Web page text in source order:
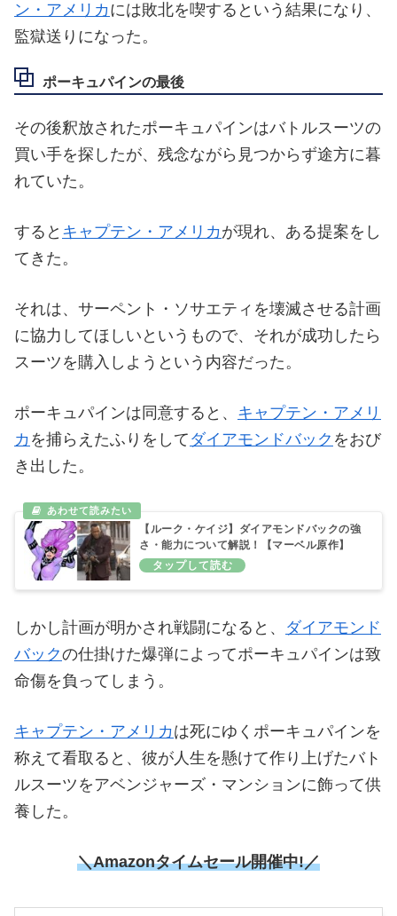
ン・アメリカには敗北を喫するという結果になり、
監獄送りになった。
ポーキュパインの最後
その後釈放されたポーキュパインはバトルスーツの
買い手を探したが、残念ながら見つからず途方に暮
れていた。
すると キャプテン・アメリカが現れ、ある提案をし
てきた。
それは、サーペント・ソサエティを壊滅させる計画
に協力してほしいというもので、それが成功したら
スーツを購入しようという内容だった。
ポーキュパインは同意すると、 キャプテン・アメリ
カ を捕らえたふりをして ダイアモンドバック をおび
き出した。
【ルーク・ケイジ】ダイアモンドバックの強
さ・能力について解説！【マーベル原作】
しかし計画が明かされ戦闘になると、 ダイアモンド
バックの仕掛けた爆弾によってポーキュパインは致
命傷を負ってしまう。
キャプテン・アメリカは死にゆくポーキュパインを
称えて看取ると、彼が人生を懸けて作り上げたバト
ルスーツをアベンジャーズ・マンションに飾って供
養した。
＼Amazonタイムセール開催中!／